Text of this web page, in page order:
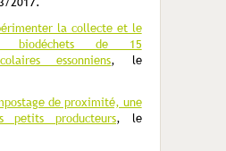
la collecte et le
biodéchets de 15
essonniens, le
de proximité, une
petits producteurs, le